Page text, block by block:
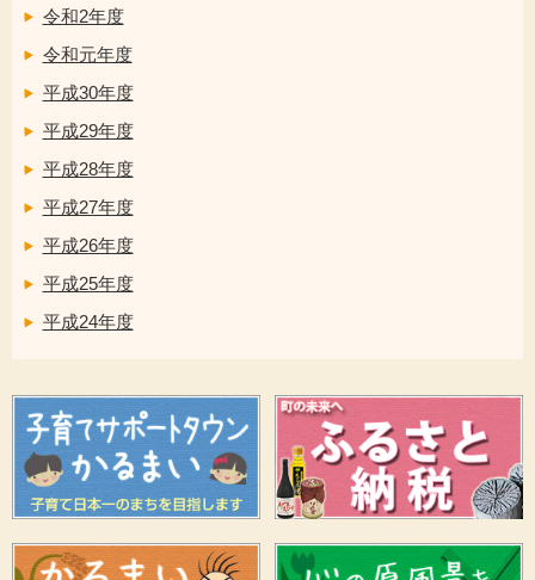
令和2年度
令和元年度
平成30年度
平成29年度
平成28年度
平成27年度
平成26年度
平成25年度
平成24年度